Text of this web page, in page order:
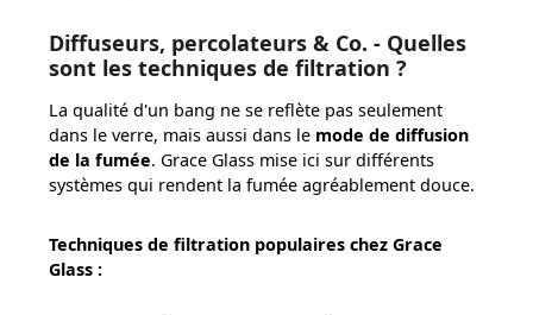
Diffuseurs, percolateurs & Co. - Quelles
sont les techniques de filtration ?
La qualité d'un bang ne se reflète pas seulement
dans le verre, mais aussi dans le mode de diffusion
de la fumée. Grace Glass mise ici sur différents
systèmes qui rendent la fumée agréablement douce.
Techniques de filtration populaires chez Grace
Glass :